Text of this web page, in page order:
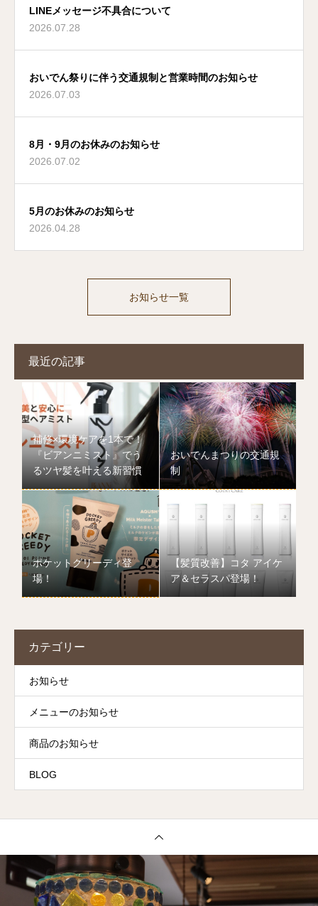
LINEメッセージ不具合について
2026.07.28
おいでん祭りに伴う交通規制と営業時間のお知らせ
2026.07.03
8月・9月のお休みのお知らせ
2026.07.02
5月のお休みのお知らせ
2026.04.28
お知らせ一覧
最近の記事
補修×環境ケアを1本で！
『ビアンニミスト』でう
るツヤ髪を叶える新習慣
おいでんまつりの交通規
制
ポケットグリーディ登
場！
【髪質改善】コタ アイケ
ア＆セラスパ登場！
カテゴリー
お知らせ
メニューのお知らせ
商品のお知らせ
BLOG